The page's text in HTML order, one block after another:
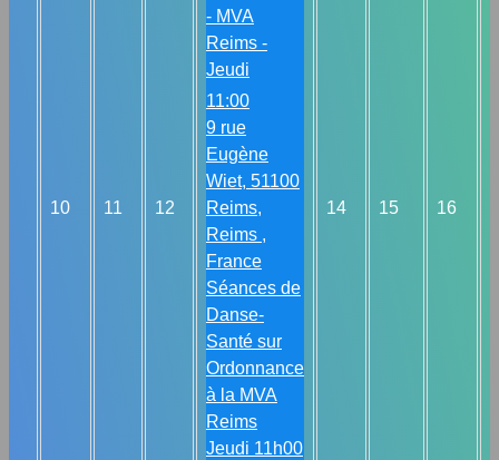
10 11 12
- MVA
Reims -
Jeudi
11:00
9 rue
Eugène
Wiet, 51100
Reims,
Reims ,
France
Séances de
Danse-
Santé sur
Ordonnance
à la MVA
Reims
Jeudi 11h00
14 15 16